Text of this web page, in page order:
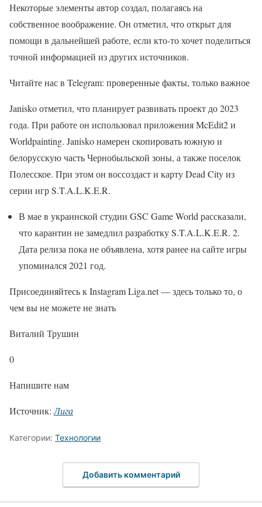
Некоторые элементы автор создал, полагаясь на
собственное воображение. Он отметил, что открыт для
помощи в дальнейшей работе, если кто-то хочет поделиться
точной информацией из других источников.
Читайте нас в Telegram: проверенные факты, только важное
Janisko отметил, что планирует развивать проект до 2023
года. При работе он использовал приложения McEdit2 и
Worldpainting. Janisko намерен скопировать южную и
белорусскую часть Чернобыльской зоны, а также поселок
Полесское. При этом он воссоздаст и карту Dead City из
серии игр S.T.A.L.K.E.R.
В мае в украинской студии GSC Game World рассказали,
что карантин не замедлил разработку S.T.A.L.K.E.R. 2.
Дата релиза пока не объявлена, хотя ранее на сайте игры
упоминался 2021 год.
Присоединяйтесь к Instagram Liga.net — здесь только то, о
чем вы не можете не знать
Виталий Трушин
0
Напишите нам
Источник:Лига
Категории: Технологии
Добавить комментарий